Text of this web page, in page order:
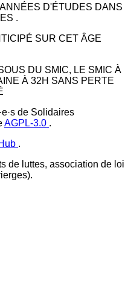
D'ÉTUDES DANS
.
SUR CET ÂGE
DU SMIC, LE SMIC À
À 32H SANS PERTE
de Solidaires
AGPL-3.0 .
.
de luttes, association de loi